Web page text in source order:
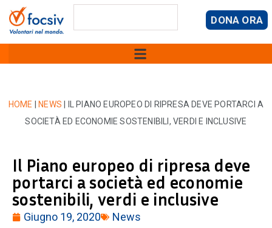
DONA ORA
HOME NEWS
IL PIANO EUROPEO DI RIPRESA DEVE PORTARCI A
SOCIETÀ ED ECONOMIE SOSTENIBILI, VERDI E INCLUSIVE
Il Piano europeo di ripresa deve
portarci a società ed economie
sostenibili, verdi e inclusive
Giugno 19, 2020
News